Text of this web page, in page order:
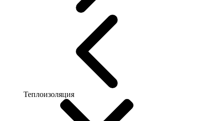
Теплоизоляция